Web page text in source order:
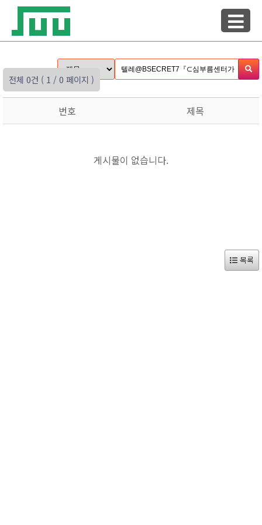
전체 0건 ( 1 / 0 페이지 )
번호 제목
게시물이 없습니다.
목록